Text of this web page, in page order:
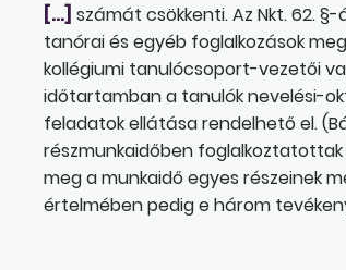
[…] számát csökkenti. Az Nkt. 62.
tanórai és egyéb foglalkozások
kollégiumi tanulócsoport-vezetői
időtartamban a tanulók nevelési-
feladatok ellátása rendelhető el.
részmunkaidőben
meg a munkaidő egyes részeinek
értelmében pedig e három